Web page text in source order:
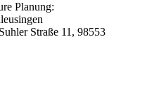
Planung:
Straße 11, 98553